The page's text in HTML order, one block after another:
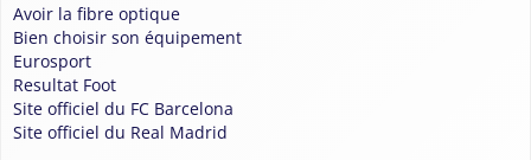
Avoir la fibre optique
Bien choisir son équipement
Eurosport
Resultat Foot
Site officiel du FC Barcelona
Site officiel du Real Madrid